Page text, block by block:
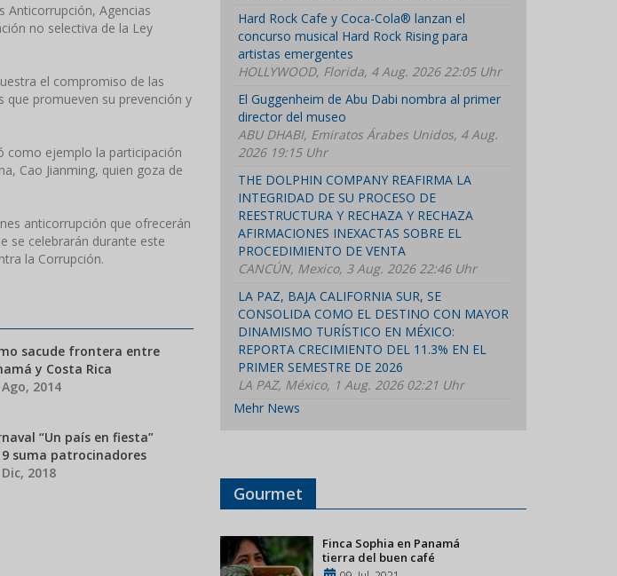
Anticorrupción, Agencias
no selectiva de la Ley
el compromiso de las
que promueven su prevención y
como ejemplo la participación
Cao Jianming, quien goza de
anticorrupción que ofrecerán
se celebrarán durante este
la Corrupción.
sacude frontera entre
y Costa Rica
2014
“Un país en fiesta”
suma patrocinadores
2018
Hard Rock Cafe y Coca-Cola® lanzan el
concurso musical Hard Rock Rising para
artistas emergentes
HOLLYWOOD, Florida, 4 Aug. 2026 22:05 Uhr
El Guggenheim de Abu Dabi nombra al primer
director del museo
ABU DHABI, Emiratos Árabes Unidos, 4 Aug.
2026 19:15 Uhr
THE DOLPHIN COMPANY REAFIRMA LA
INTEGRIDAD DE SU PROCESO DE
REESTRUCTURA Y RECHAZA Y RECHAZA
AFIRMACIONES INEXACTAS SOBRE EL
PROCEDIMIENTO DE VENTA
CANCÚN, Mexico, 3 Aug. 2026 22:46 Uhr
LA PAZ, BAJA CALIFORNIA SUR, SE
CONSOLIDA COMO EL DESTINO CON MAYOR
DINAMISMO TURÍSTICO EN MÉXICO:
REPORTA CRECIMIENTO DEL 11.3% EN EL
PRIMER SEMESTRE DE 2026
LA PAZ, México, 1 Aug. 2026 02:21 Uhr
Mehr News
Gourmet
Finca Sophia en Panamá
tierra del buen café